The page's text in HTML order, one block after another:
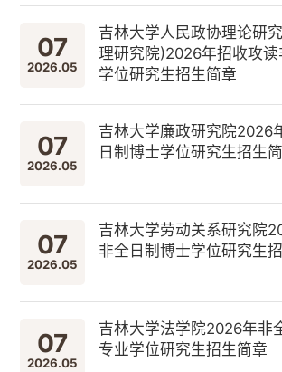
07
2026.05
吉林大学人民政协理论研
理研究院)2026年招收攻
学位研究生招生简章
07
2026.05
吉林大学廉政研究院2026
日制博士学位研究生招生
07
2026.05
吉林大学劳动关系研究院
非全日制博士学位研究生
07
2026.05
吉林大学法学院2026年非
专业学位研究生招生简章